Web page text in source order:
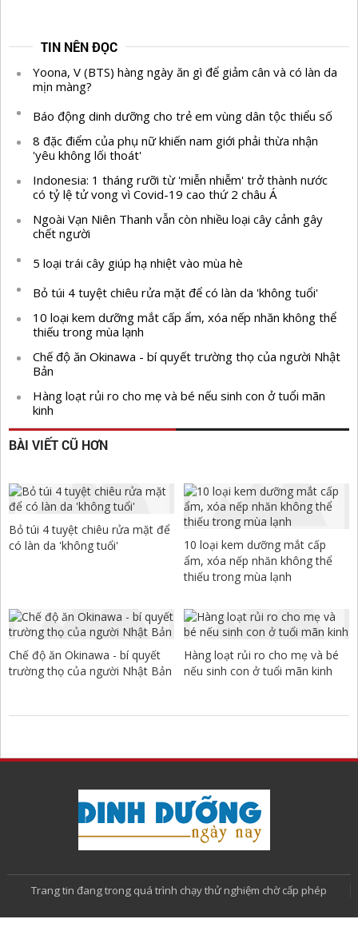
TIN NÊN ĐỌC
Yoona, V (BTS) hàng ngày ăn gì để giảm cân và có làn da
mịn màng?
Báo động dinh dưỡng cho trẻ em vùng dân tộc thiểu số
8 đặc điểm của phụ nữ khiến nam giới phải thừa nhận
'yêu không lối thoát'
Indonesia: 1 tháng rưỡi từ 'miễn nhiễm' trở thành nước
có tỷ lệ tử vong vì Covid-19 cao thứ 2 châu Á
Ngoài Vạn Niên Thanh vẫn còn nhiều loại cây cảnh gây
chết người
5 loại trái cây giúp hạ nhiệt vào mùa hè
Bỏ túi 4 tuyệt chiêu rửa mặt để có làn da 'không tuổi'
10 loại kem dưỡng mắt cấp ẩm, xóa nếp nhăn không thể
thiếu trong mùa lạnh
Chế độ ăn Okinawa - bí quyết trường thọ của người Nhật
Bản
Hàng loạt rủi ro cho mẹ và bé nếu sinh con ở tuổi mãn
kinh
BÀI VIẾT CŨ HƠN
Bỏ túi 4 tuyệt chiêu rửa mặt để
có làn da 'không tuổi'
10 loại kem dưỡng mắt cấp
ẩm, xóa nếp nhăn không thể
thiếu trong mùa lạnh
Chế độ ăn Okinawa - bí quyết
trường thọ của người Nhật Bản
Hàng loạt rủi ro cho mẹ và bé
nếu sinh con ở tuổi mãn kinh
Trang tin đang trong quá trình chạy thử nghiệm chờ cấp phép